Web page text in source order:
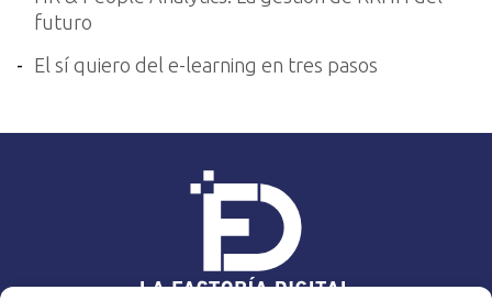
futuro
El sí quiero del e-learning en tres pasos